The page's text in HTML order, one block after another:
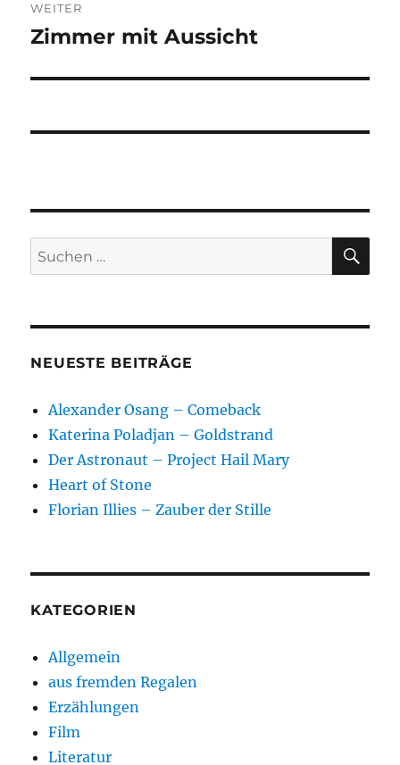
WEITER
Nächster
Zimmer mit Aussicht
Suchen
nach:
NEUESTE BEITRÄGE
Alexander Osang – Comeback
Katerina Poladjan – Goldstrand
Der Astronaut – Project Hail Mary
Heart of Stone
Florian Illies – Zauber der Stille
KATEGORIEN
Allgemein
aus fremden Regalen
Erzählungen
Film
Literatur